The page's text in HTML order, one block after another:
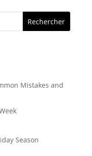
Mistakes and
Season